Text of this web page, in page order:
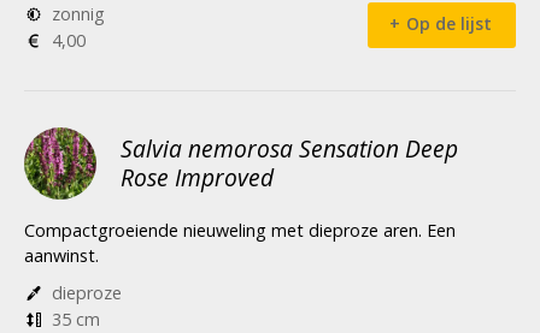
zonnig
4,00
Op de lijst
Salvia nemorosa Sensation Deep
Rose Improved
Compactgroeiende nieuweling met dieproze aren. Een
aanwinst.
dieproze
35 cm